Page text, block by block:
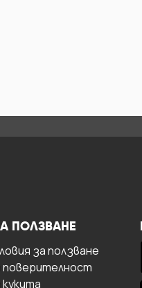
ПОЛЗВАНЕ
за ползване
поверителност